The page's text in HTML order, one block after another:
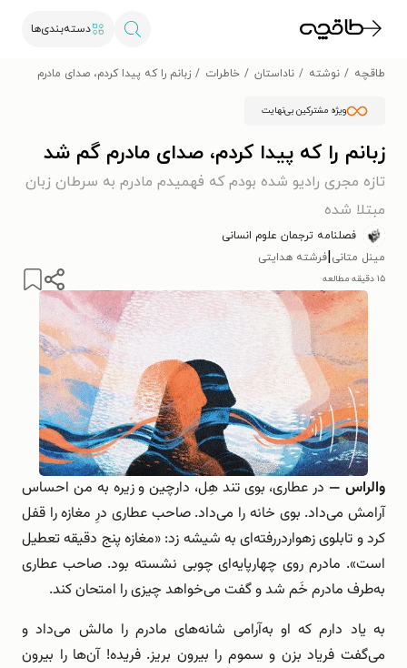
دسته‌بندی‌ها
طاقچه نوشته ناداستان خاطرات زبانم را که پیدا کردم، صدای مادرم گم شد
ویژه مشترکین بی‌نهایت
زبانم را که پیدا کردم، صدای مادرم گم شد
تازه مجری رادیو شده بودم که فهمیدم مادرم به سرطان زبان
مبتلا شده
فصلنامه ترجمان علوم انسانی
مینل متانی فرشته هدایتی
۱۵ دقیقه مطالعه
والراس — در عطاری، بوی تند هِل، دارچین و زیره به‌ من احساس
آرامش می‌داد. بوی خانه را می‌داد. صاحب عطاری درِ مغازه را قفل
کرد و تابلوی زهواردررفته‌ای به شیشه زد: «مغازه پنج دقیقه تعطیل
است». مادرم روی چهارپایه‌ای چوبی نشسته بود. صاحب عطاری
به‌طرف مادرم خَم شد و گفت می‌خواهد چیزی را امتحان کند.
به یاد دارم که او به‌آرامی شانه‌های مادرم را مالش می‌داد و
می‌گفت فریاد بزن و سموم را بیرون بریز. فریده! آن‌ها را بیرون